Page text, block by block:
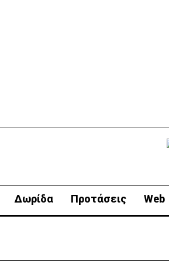
Δωρίδα Προτάσεις Web